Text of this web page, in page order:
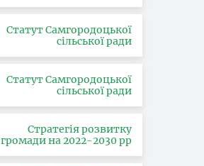
Статут Самгородоцької
сільської ради
Статут Самгородоцької
сільської ради
Стратегія розвитку
громади на 2022-2030 рр